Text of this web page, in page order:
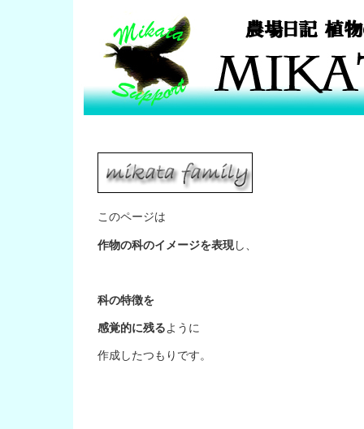
このページは
作物の科のイメージを表現し、
科の特徴を
感覚的に残るように
作成したつもりです。